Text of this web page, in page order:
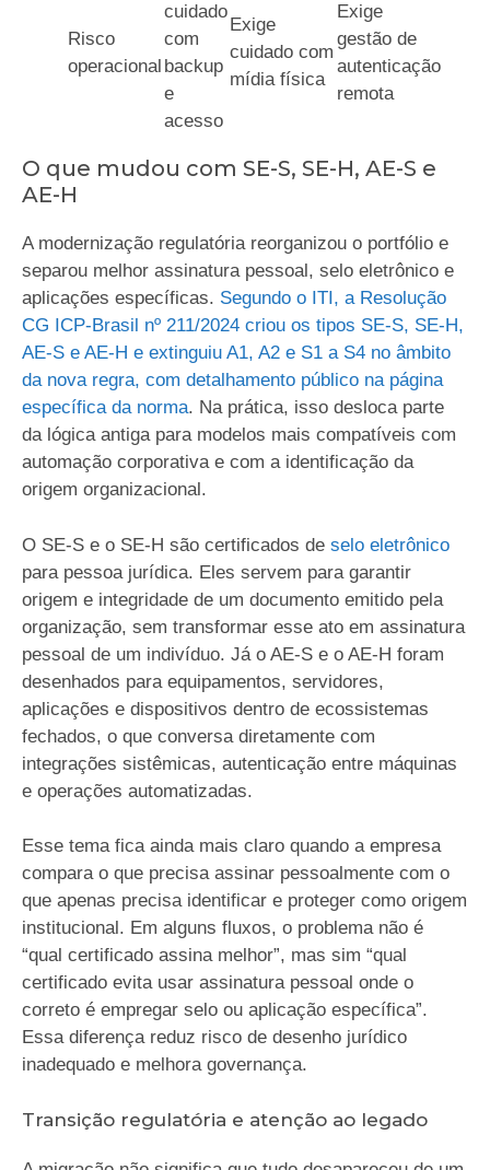
Risco
operacional
cuidado
com
backup
e
acesso
Exige
cuidado com
mídia física
Exige
gestão de
autenticação
remota
O que mudou com SE-S, SE-H, AE-S e
AE-H
A modernização regulatória reorganizou o portfólio e
separou melhor assinatura pessoal, selo eletrônico e
aplicações específicas. Segundo o ITI, a Resolução
CG ICP-Brasil nº 211/2024 criou os tipos SE-S, SE-H,
AE-S e AE-H e extinguiu A1, A2 e S1 a S4 no âmbito
da nova regra, com detalhamento público na página
específica da norma. Na prática, isso desloca parte
da lógica antiga para modelos mais compatíveis com
automação corporativa e com a identificação da
origem organizacional.
O SE-S e o SE-H são certificados de selo eletrônico
para pessoa jurídica. Eles servem para garantir
origem e integridade de um documento emitido pela
organização, sem transformar esse ato em assinatura
pessoal de um indivíduo. Já o AE-S e o AE-H foram
desenhados para equipamentos, servidores,
aplicações e dispositivos dentro de ecossistemas
fechados, o que conversa diretamente com
integrações sistêmicas, autenticação entre máquinas
e operações automatizadas.
Esse tema fica ainda mais claro quando a empresa
compara o que precisa assinar pessoalmente com o
que apenas precisa identificar e proteger como origem
institucional. Em alguns fluxos, o problema não é
“qual certificado assina melhor”, mas sim “qual
certificado evita usar assinatura pessoal onde o
correto é empregar selo ou aplicação específica”.
Essa diferença reduz risco de desenho jurídico
inadequado e melhora governança.
Transição regulatória e atenção ao legado